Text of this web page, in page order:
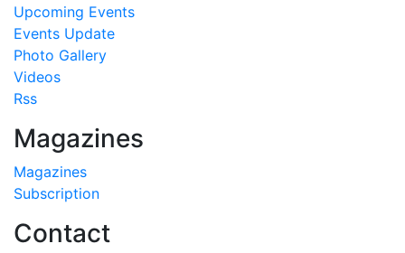
Upcoming Events
Events Update
Photo Gallery
Videos
Rss
Magazines
Magazines
Subscription
Contact